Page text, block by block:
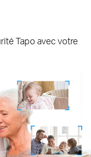
Tapo avec votre